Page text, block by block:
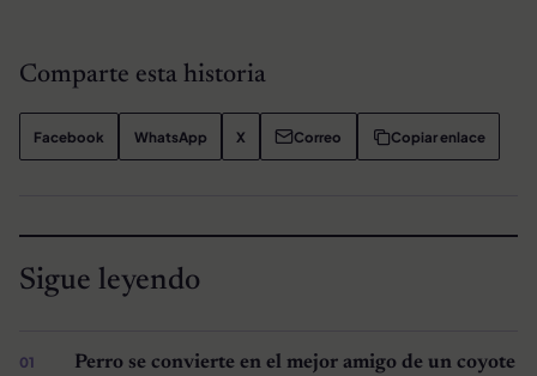
Comparte esta historia
Facebook WhatsApp X Correo Copiar enlace
Sigue leyendo
Perro se convierte en el mejor amigo de un coyote